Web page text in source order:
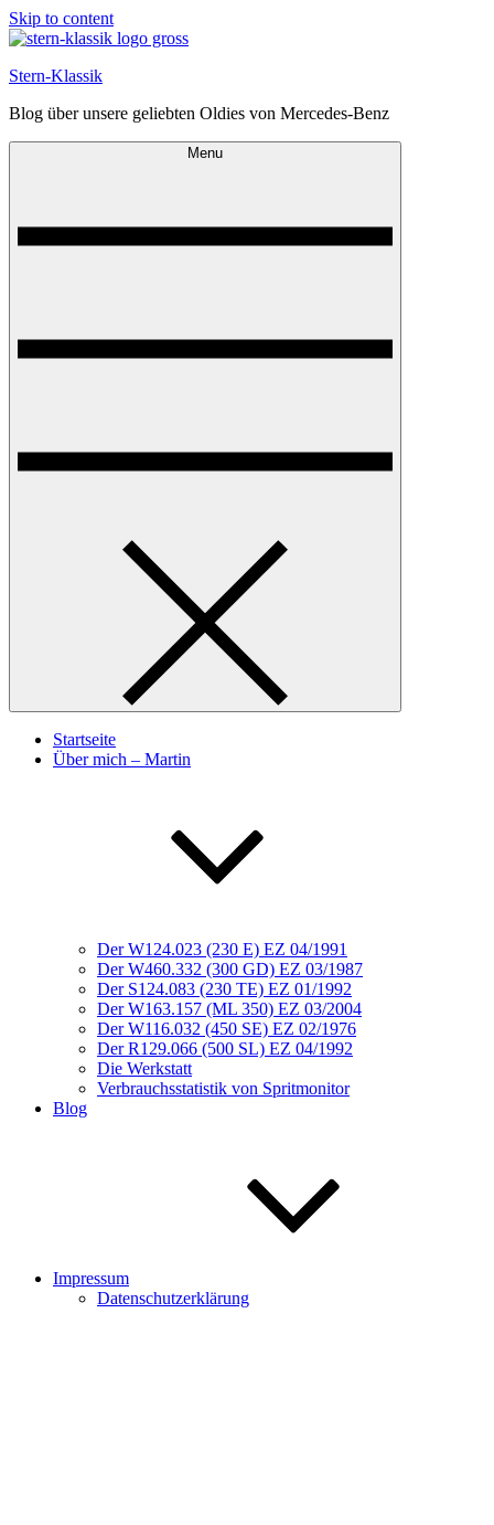
Skip to content
Stern-Klassik
Blog über unsere geliebten Oldies von Mercedes-Benz
Menu
Startseite
Über mich – Martin
Der W124.023 (230 E) EZ 04/1991
Der W460.332 (300 GD) EZ 03/1987
Der S124.083 (230 TE) EZ 01/1992
Der W163.157 (ML 350) EZ 03/2004
Der W116.032 (450 SE) EZ 02/1976
Der R129.066 (500 SL) EZ 04/1992
Die Werkstatt
Verbrauchsstatistik von Spritmonitor
Blog
Impressum
Datenschutzerklärung